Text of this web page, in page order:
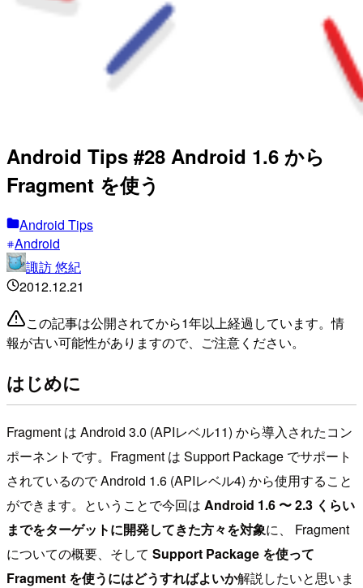
Android Tips #28 Android 1.6 から
Fragment を使う
Android Tips
Android
諏訪 悠紀
2012.12.21
この記事は公開されてから1年以上経過しています。情
報が古い可能性がありますので、ご注意ください。
はじめに
Fragment は Android 3.0 (APIレベル11) から導入されたコン
ポーネントです。Fragment は Support Package でサポート
されているので Android 1.6 (APIレベル4) から使用すること
ができます。ということで今回は Android 1.6 〜 2.3 くらい
までをターゲットに開発してきた方々を対象に、 Fragment
についての概要、そして Support Package を使って
Fragment を使うにはどうすればよいか解説したいと思いま